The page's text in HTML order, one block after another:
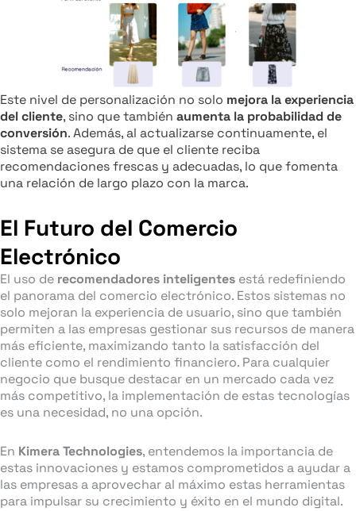
Este nivel de personalización no solo mejora la experiencia
del cliente, sino que también aumenta la probabilidad de
conversión. Además, al actualizarse continuamente, el
sistema se asegura de que el cliente reciba
recomendaciones frescas y adecuadas, lo que fomenta
una relación de largo plazo con la marca.
El Futuro del Comercio
Electrónico
El uso de recomendadores inteligentes está redefiniendo
el panorama del comercio electrónico. Estos sistemas no
solo mejoran la experiencia de usuario, sino que también
permiten a las empresas gestionar sus recursos de manera
más eficiente, maximizando tanto la satisfacción del
cliente como el rendimiento financiero. Para cualquier
negocio que busque destacar en un mercado cada vez
más competitivo, la implementación de estas tecnologías
es una necesidad, no una opción.
En Kimera Technologies, entendemos la importancia de
estas innovaciones y estamos comprometidos a ayudar a
las empresas a aprovechar al máximo estas herramientas
para impulsar su crecimiento y éxito en el mundo digital.